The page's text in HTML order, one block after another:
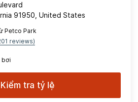
91950, United States
Petco Park
reviews)
bơi
Kiểm tra tỷ lệ